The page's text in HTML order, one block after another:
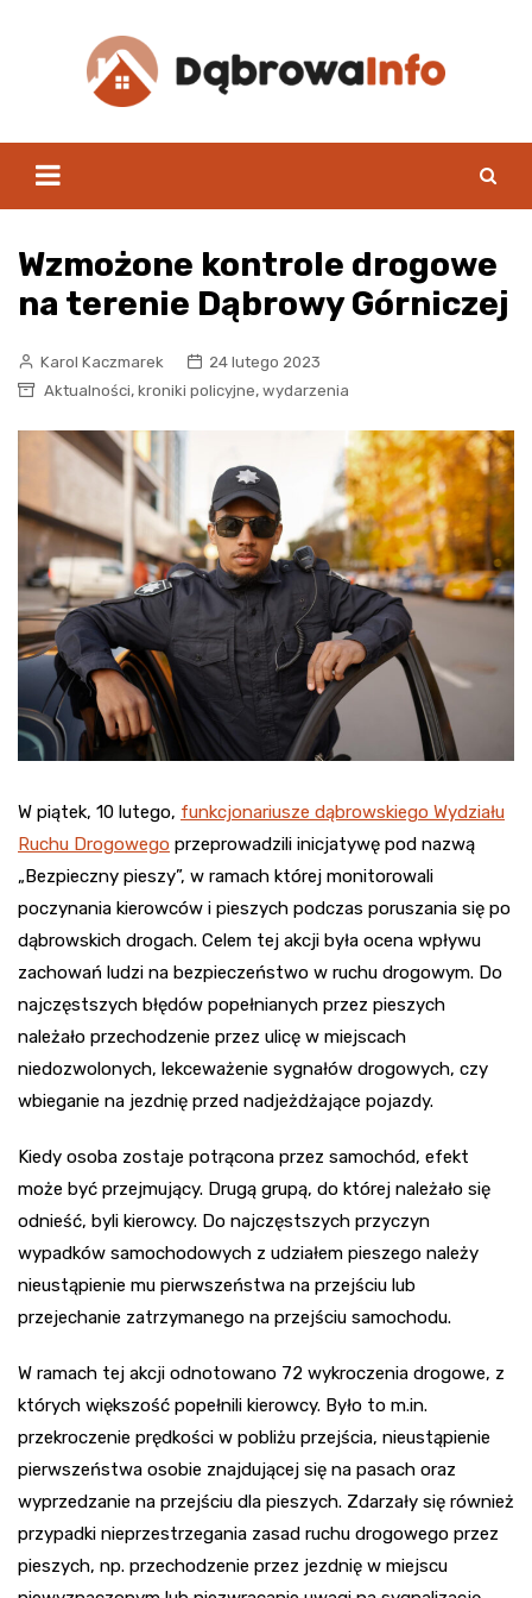
Wzmożone kontrole drogowe
na terenie Dąbrowy Górniczej
Karol Kaczmarek
24 lutego 2023
Aktualności, kroniki policyjne, wydarzenia
W piątek, 10 lutego, funkcjonariusze dąbrowskiego Wydziału
Ruchu Drogowego przeprowadzili inicjatywę pod nazwą
„Bezpieczny pieszy”, w ramach której monitorowali
poczynania kierowców i pieszych podczas poruszania się po
dąbrowskich drogach. Celem tej akcji była ocena wpływu
zachowań ludzi na bezpieczeństwo w ruchu drogowym. Do
najczęstszych błędów popełnianych przez pieszych
należało przechodzenie przez ulicę w miejscach
niedozwolonych, lekceważenie sygnałów drogowych, czy
wbieganie na jezdnię przed nadjeżdżające pojazdy.
Kiedy osoba zostaje potrącona przez samochód, efekt
może być przejmujący. Drugą grupą, do której należało się
odnieść, byli kierowcy. Do najczęstszych przyczyn
wypadków samochodowych z udziałem pieszego należy
nieustąpienie mu pierwszeństwa na przejściu lub
przejechanie zatrzymanego na przejściu samochodu.
W ramach tej akcji odnotowano 72 wykroczenia drogowe, z
których większość popełnili kierowcy. Było to m.in.
przekroczenie prędkości w pobliżu przejścia, nieustąpienie
pierwszeństwa osobie znajdującej się na pasach oraz
wyprzedzanie na przejściu dla pieszych. Zdarzały się również
przypadki nieprzestrzegania zasad ruchu drogowego przez
pieszych, np. przechodzenie przez jezdnię w miejscu